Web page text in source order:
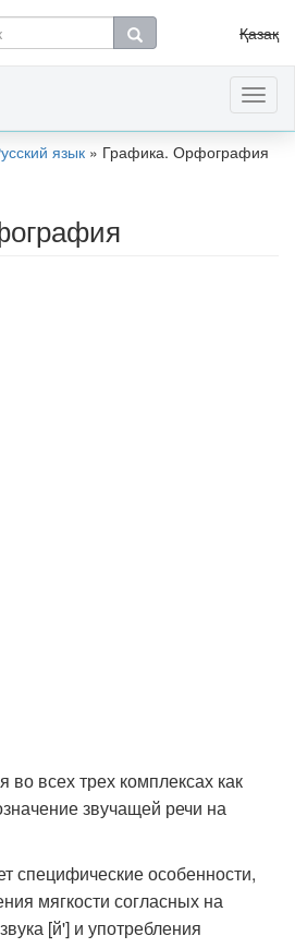
поиска Қазақ
язык » Графика. Орфография
во всех трех комплексах как
звучащей речи на
специфические особенности,
мягкости согласных на
[й'] и употребления